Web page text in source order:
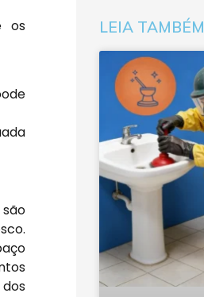
os
LEIA TAMBÉM